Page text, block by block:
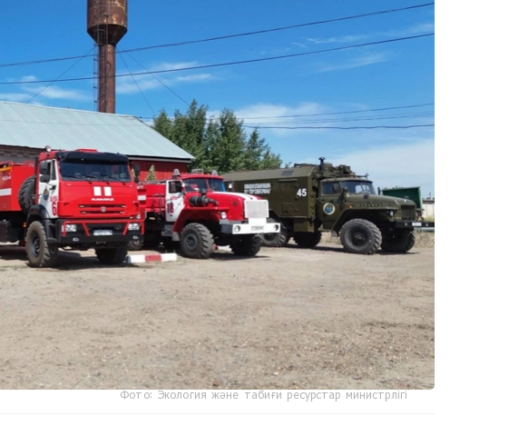
Фото: Экология және табиғи ресурстар министрлігі